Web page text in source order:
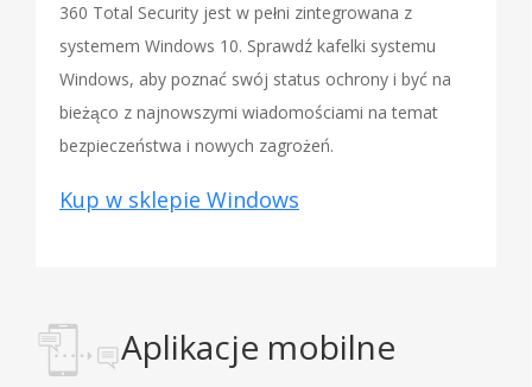
360 Total Security jest w pełni zintegrowana z
systemem Windows 10. Sprawdź kafelki systemu
Windows, aby poznać swój status ochrony i być na
bieżąco z najnowszymi wiadomościami na temat
bezpieczeństwa i nowych zagrożeń.
Kup w sklepie Windows
Aplikacje mobilne